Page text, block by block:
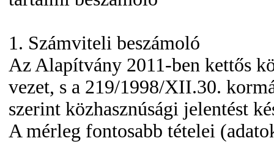
1. Számviteli beszámoló
Az Alapítvány 2011-ben kettős
vezet, s a 219/1998/XII.30.
szerint közhasznúsági jelentést
A mérleg fontosabb tételei